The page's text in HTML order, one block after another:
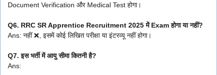
Document Verification और Medical Test होगा।
Q6. RRC SR Apprentice Recruitment 2025 में Exam होगा या नहीं?
Ans: नहीं ❌, इसमें कोई लिखित परीक्षा या इंटरव्यू नहीं होगा।
Q7. इस भर्ती में आयु सीमा कितनी है?
Ans: